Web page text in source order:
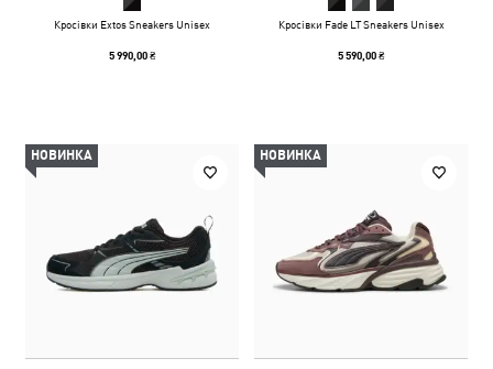
Кросівки Extos Sneakers Unisex
5 990,00 ₴
Кросівки Fade LT Sneakers Unisex
5 590,00 ₴
НОВИНКА НОВИНКА